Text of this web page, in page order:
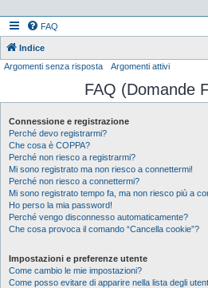
FAQ
Indice
Argomenti senza risposta Argomenti attivi
FAQ (Domande
Connessione e registrazione
Perché devo registrarmi?
Che cosa è COPPA?
Perché non riesco a registrarmi?
Mi sono registrato ma non riesco a connettermi!
Perché non riesco a connettermi?
Mi sono registrato tempo fa, ma non riesco più a
Ho perso la mia password!
Perché vengo disconnesso automaticamente?
Che cosa provoca il comando “Cancella cookie”?
Impostazioni e preferenze utente
Come cambio le mie impostazioni?
Come posso evitare di apparire nella lista degli